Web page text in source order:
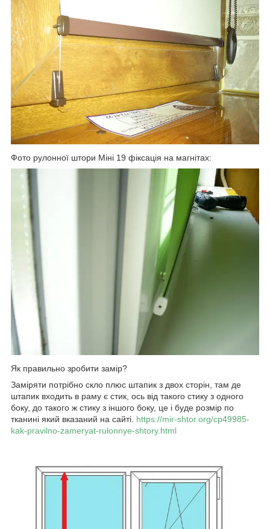
Фото рулонної штори Міні 19 фіксація на магнітах:
Як правильно зробити замір?
Заміряти потрібно скло плюс штапик з двох сторін, там де
штапик входить в раму є стик, ось від такого стику з одного
боку, до такого ж стику з іншого боку, це і буде розмір по
тканині який вказаний на сайті. https://mir-shtor.org/cp49985-
kak-pravilno-zameryat-rulonnye-shtory.html